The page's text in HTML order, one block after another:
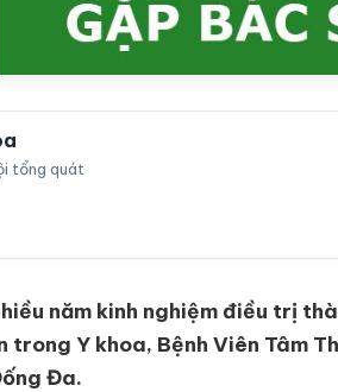
tổng quát
năm kinh nghiệm điều trị
trong Y khoa, Bệnh Viên Tâm
Đa.